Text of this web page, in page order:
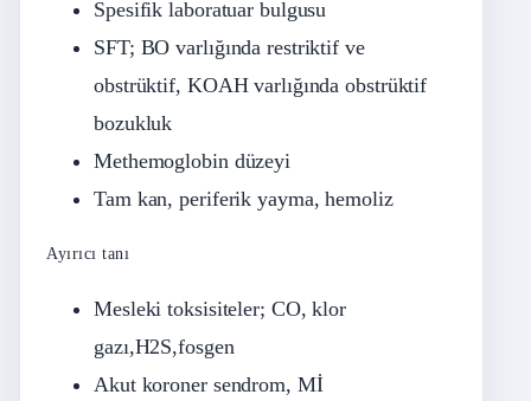
Spesifik laboratuar bulgusu
SFT; BO varlığında restriktif ve
obstrüktif, KOAH varlığında obstrüktif
bozukluk
Methemoglobin düzeyi
Tam kan, periferik yayma, hemoliz
Ayırıcı tanı
Mesleki toksisiteler; CO, klor
gazı,H2S,fosgen
Akut koroner sendrom, Mİ